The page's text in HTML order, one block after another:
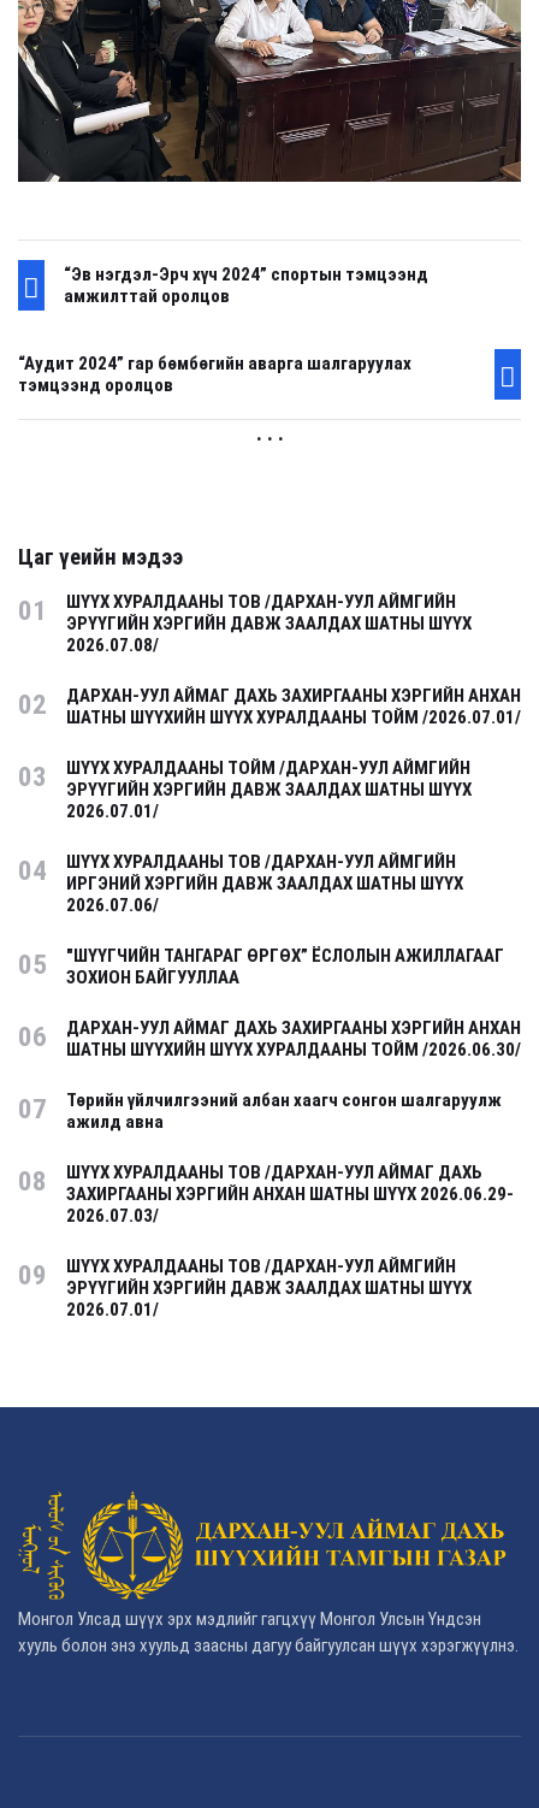
“Эв нэгдэл-Эрч хүч 2024” спортын тэмцээнд
амжилттай оролцов
“Аудит 2024” гар бөмбөгийн аварга шалгаруулах
тэмцээнд оролцов
. . .
Цаг үеийн мэдээ
01
ШҮҮХ ХУРАЛДААНЫ ТОВ /ДАРХАН-УУЛ АЙМГИЙН
ЭРҮҮГИЙН ХЭРГИЙН ДАВЖ ЗААЛДАХ ШАТНЫ ШҮҮХ
2026.07.08/
02
ДАРХАН-УУЛ АЙМАГ ДАХЬ ЗАХИРГААНЫ ХЭРГИЙН АНХАН
ШАТНЫ ШҮҮХИЙН ШҮҮХ ХУРАЛДААНЫ ТОЙМ /2026.07.01/
03
ШҮҮХ ХУРАЛДААНЫ ТОЙМ /ДАРХАН-УУЛ АЙМГИЙН
ЭРҮҮГИЙН ХЭРГИЙН ДАВЖ ЗААЛДАХ ШАТНЫ ШҮҮХ
2026.07.01/
04
ШҮҮХ ХУРАЛДААНЫ ТОВ /ДАРХАН-УУЛ АЙМГИЙН
ИРГЭНИЙ ХЭРГИЙН ДАВЖ ЗААЛДАХ ШАТНЫ ШҮҮХ
2026.07.06/
05
"ШҮҮГЧИЙН ТАНГАРАГ ӨРГӨХ” ЁСЛОЛЫН АЖИЛЛАГААГ
ЗОХИОН БАЙГУУЛЛАА
06
ДАРХАН-УУЛ АЙМАГ ДАХЬ ЗАХИРГААНЫ ХЭРГИЙН АНХАН
ШАТНЫ ШҮҮХИЙН ШҮҮХ ХУРАЛДААНЫ ТОЙМ /2026.06.30/
07
Төрийн үйлчилгээний албан хаагч сонгон шалгаруулж
ажилд авна
08
ШҮҮХ ХУРАЛДААНЫ ТОВ /ДАРХАН-УУЛ АЙМАГ ДАХЬ
ЗАХИРГААНЫ ХЭРГИЙН АНХАН ШАТНЫ ШҮҮХ 2026.06.29-
2026.07.03/
09
ШҮҮХ ХУРАЛДААНЫ ТОВ /ДАРХАН-УУЛ АЙМГИЙН
ЭРҮҮГИЙН ХЭРГИЙН ДАВЖ ЗААЛДАХ ШАТНЫ ШҮҮХ
2026.07.01/
Монгол Улсад шүүх эрх мэдлийг гагцхүү Монгол Улсын Үндсэн
хууль болон энэ хуульд заасны дагуу байгуулсан шүүх хэрэгжүүлнэ.